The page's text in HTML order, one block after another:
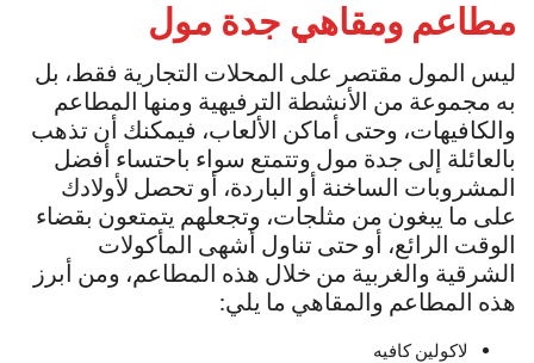
مطاعم ومقاهي جدة مول
ليس المول مقتصر على المحلات التجارية فقط، بل
به مجموعة من الأنشطة الترفيهية ومنها المطاعم
والكافيهات، وحتى أماكن الألعاب، فيمكنك أن تذهب
بالعائلة إلى جدة مول وتتمتع سواء باحتساء أفضل
المشروبات الساخنة أو الباردة، أو تحصل لأولادك
على ما يبغون من مثلجات، وتجعلهم يتمتعون بقضاء
الوقت الرائع، أو حتى تناول أشهى المأكولات
الشرقية والغربية من خلال هذه المطاعم، ومن أبرز
هذه المطاعم والمقاهي ما يلي:
لاكولين كافيه